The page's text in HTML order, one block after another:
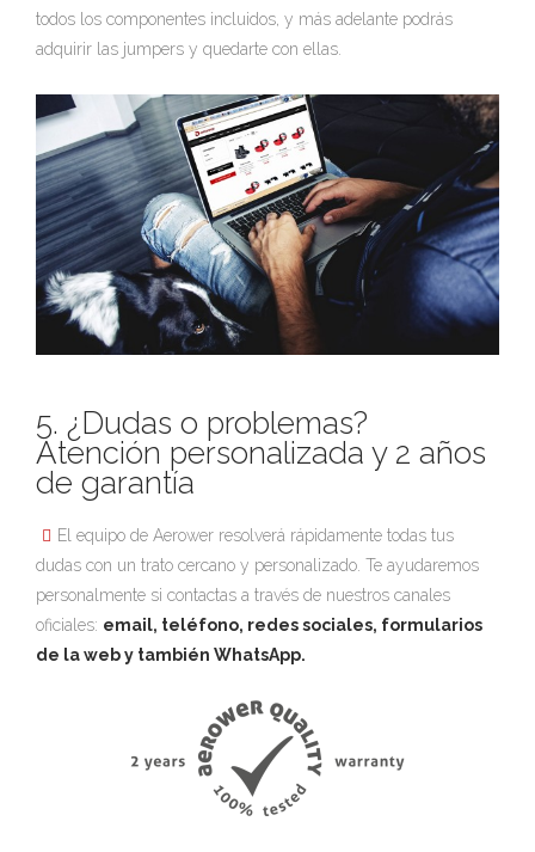
todos los componentes incluidos, y más adelante podrás
adquirir las jumpers y quedarte con ellas.
5. ¿Dudas o problemas?
Atención personalizada y 2 años
de garantía
El equipo de Aerower resolverá rápidamente todas tus
dudas con un trato cercano y personalizado. Te ayudaremos
personalmente si contactas a través de nuestros canales
oficiales: email, teléfono, redes sociales, formularios
de la web y también WhatsApp.